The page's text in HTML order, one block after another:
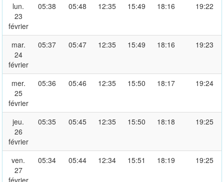
lun.
23
février
05:38 05:48 12:35 15:49 18:16 19:22
mar.
24
février
05:37 05:47 12:35 15:49 18:16 19:23
mer.
25
février
05:36 05:46 12:35 15:50 18:17 19:24
jeu.
26
février
05:35 05:45 12:35 15:50 18:18 19:25
ven.
27
février
05:34 05:44 12:34 15:51 18:19 19:25